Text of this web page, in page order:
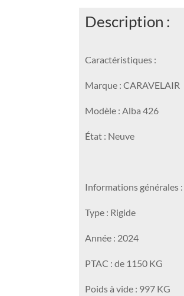
Description :
Caractéristiques :
Marque : CARAVELAIR
Modèle : Alba 426
État : Neuve
Informations générales :
Type : Rigide
Année : 2024
PTAC : de 1150 KG
Poids à vide : 997 KG